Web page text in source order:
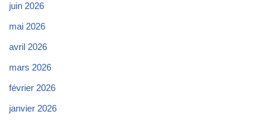
juin 2026
mai 2026
avril 2026
mars 2026
février 2026
janvier 2026